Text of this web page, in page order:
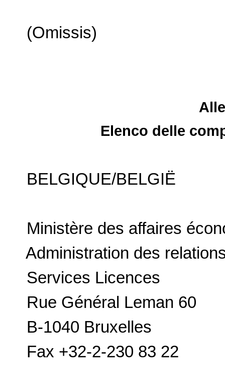
(Omissis)
Elenco delle
BELGIQUE/BELGIË
Ministère des affaires
Administration des
Services Licences
Rue Général Leman 60
B-1040 Bruxelles
Fax +32-2-230 83 22